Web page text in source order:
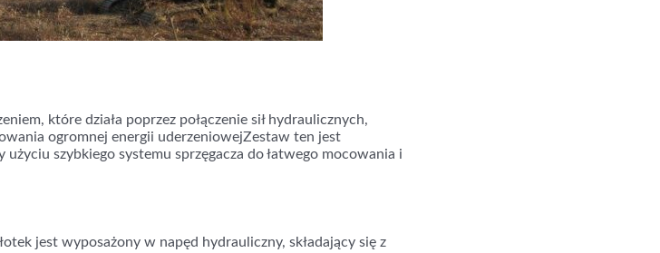
które działa poprzez połączenie sił hydraulicznych,
ogromnej energii uderzeniowejZestaw ten jest
szybkiego systemu sprzęgacza do łatwego mocowania i
jest wyposażony w napęd hydrauliczny, składający się z